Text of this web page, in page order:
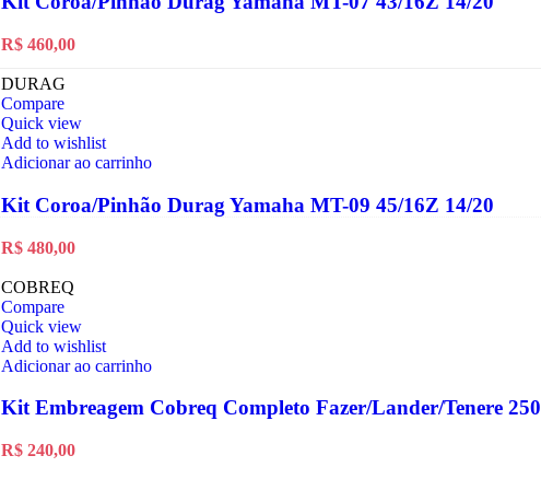
R$460,00
DURAG
Compare
Quick view
Add to wishlist
Adicionar ao carrinho
Kit Coroa/Pinhão Durag Yamaha MT-09 45/16Z 14/20
R$480,00
COBREQ
Compare
Quick view
Add to wishlist
Adicionar ao carrinho
Kit Embreagem Cobreq Completo Fazer/Lander/Tenere 250
R$240,00